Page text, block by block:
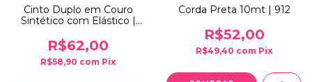
Cinto Duplo em Couro
Sintético com Elástico |
R$62,00
R$58,90 com Pix
Corda Preta 10mt | 912
R$52,00
R$49,40 com Pix